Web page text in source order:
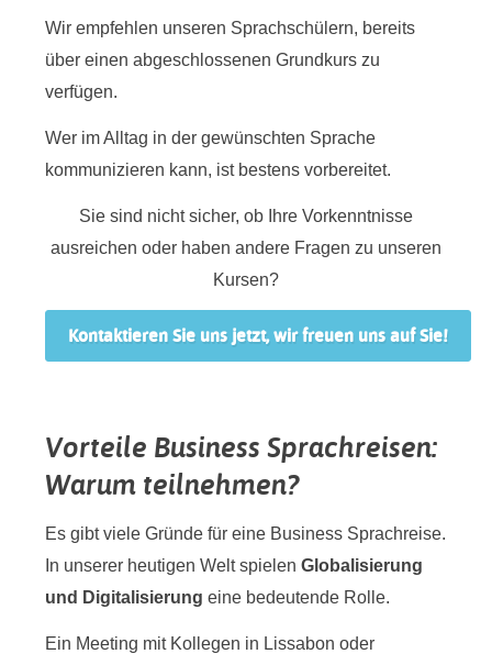
Wir empfehlen unseren Sprachschülern, bereits
über einen abgeschlossenen Grundkurs zu
verfügen.
Wer im Alltag in der gewünschten Sprache
kommunizieren kann, ist bestens vorbereitet.
Sie sind nicht sicher, ob Ihre Vorkenntnisse
ausreichen oder haben andere Fragen zu unseren
Kursen?
Kontaktieren Sie uns jetzt, wir freuen uns auf Sie!
Vorteile Business Sprachreisen:
Warum teilnehmen?
Es gibt viele Gründe für eine Business Sprachreise.
In unserer heutigen Welt spielen Globalisierung
und Digitalisierung eine bedeutende Rolle.
Ein Meeting mit Kollegen in Lissabon oder